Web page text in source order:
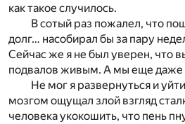
как такое случилось.
В сотый раз пожалел, что
долг… насобирал бы за пару
Сейчас же я не был уверен, что
подвалов живым. А мы еще даже
Не мог я развернуться и
мозгом ощущал злой взгляд
человека укокошить, что пень